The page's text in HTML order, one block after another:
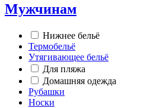
Мужчинам
Нижнее бельё
Термобельё
Утягивающее бельё
Для пляжа
Домашняя одежда
Рубашки
Носки